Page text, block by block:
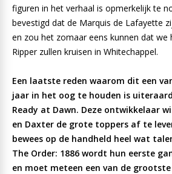
figuren in het verhaal is opmerkelijk te
bevestigd dat de Marquis de Lafayette
en zou het zomaar eens kunnen dat we
Ripper zullen kruisen in Whitechappel.
Een laatste reden waarom dit een
jaar in het oog te houden is
Ready at Dawn. Deze ontwikkelaar
en Daxter de grote toppers af te
bewees op de handheld heel wat
The Order: 1886 wordt hun eerste
en moet meteen een van de